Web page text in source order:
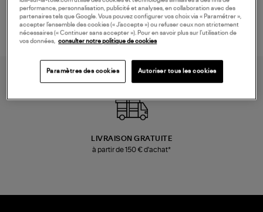
LIVRAISON GRATUITE
à partir de 150 € d'achat*
performance, personnalisation, publicité et analyses, en collaboration avec des
partenaires tels que Google. Vous pouvez configurer vos choix via « Paramétrer »,
accepter l’ensemble des cookies (« J’accepte ») ou refuser ceux non strictement
nécessaires (« Continuer sans accepter »). Pour en savoir plus sur l’utilisation de
vos données, consulter notre politique de cookies
Paramètres des cookies Autoriser tous les cookies